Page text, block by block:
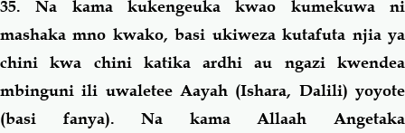
35. Na kama kukengeuka kwao kumekuwa ni
mashaka mno kwako, basi ukiweza kutafuta njia ya
chini kwa chini katika ardhi au ngazi kwendea
mbinguni ili uwaletee Aayah (Ishara, Dalili) yoyote
(basi fanya). Na kama Allaah Angetaka